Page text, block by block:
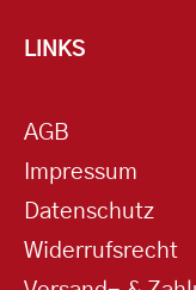
LINKS
AGB
Impressum
Datenschutz
Widerrufsrecht